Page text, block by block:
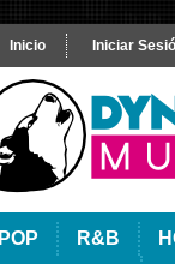
Inicio Iniciar
POP R&B